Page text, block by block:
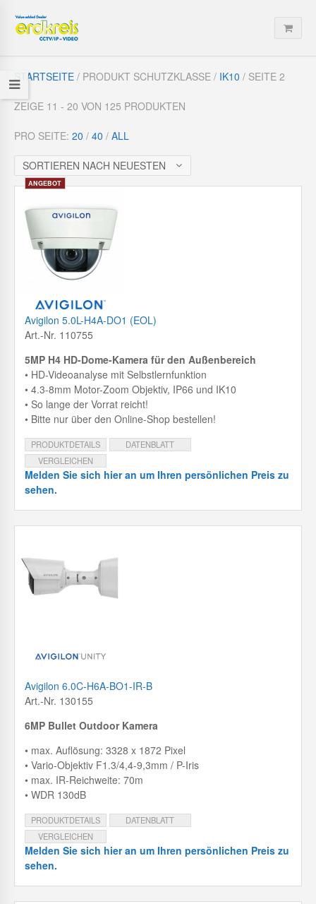
STARTSEITE / PRODUKT SCHUTZKLASSE / IK10 / SEITE 2
ZEIGE 11 - 20 VON 125 PRODUKTEN
PRO SEITE: 20 / 40 / ALL
SORTIEREN NACH NEUESTEN
Avigilon 5.0L-H4A-DO1 (EOL)
Art.-Nr. 110755
5MP H4 HD-Dome-Kamera für den Außenbereich
• HD-Videoanalyse mit Selbstlernfunktion
• 4.3-8mm Motor-Zoom Objektiv, IP66 und IK10
• So lange der Vorrat reicht!
• Bitte nur über den Online-Shop bestellen!
PRODUKTDETAILS
DATENBLATT
VERGLEICHEN
Melden Sie sich hier an um Ihren persönlichen Preis zu
sehen.
Avigilon 6.0C-H6A-BO1-IR-B
Art.-Nr. 130155
6MP Bullet Outdoor Kamera
• max. Auflösung: 3328 x 1872 Pixel
• Vario-Objektiv F1.3/4,4-9,3mm / P-Iris
• max. IR-Reichweite: 70m
• WDR 130dB
PRODUKTDETAILS
DATENBLATT
VERGLEICHEN
Melden Sie sich hier an um Ihren persönlichen Preis zu
sehen.